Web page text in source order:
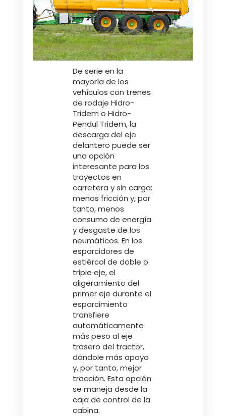
De serie en la
mayoría de los
vehículos con trenes
de rodaje Hidro-
Tridem o Hidro-
Pendul Tridem, la
descarga del eje
delantero puede ser
una opción
interesante para los
trayectos en
carretera y sin carga:
menos fricción y, por
tanto, menos
consumo de energía
y desgaste de los
neumáticos. En los
esparcidores de
estiércol de doble o
triple eje, el
aligeramiento del
primer eje durante el
esparcimiento
transfiere
automáticamente
más peso al eje
trasero del tractor,
dándole más apoyo
y, por tanto, mejor
tracción. Esta opción
se maneja desde la
caja de control de la
cabina.